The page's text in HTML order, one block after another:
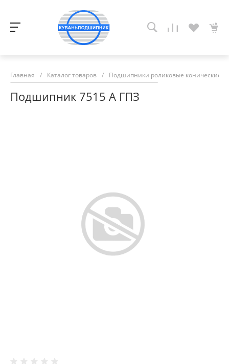
Главная / Каталог товаров / Подшипники роликовые конические
Подшипник 7515 А ГПЗ